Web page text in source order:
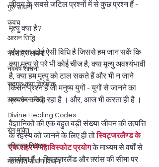
गुरु साधना
कवच
आसन सिद्धि
नवरात्रि साधना
नववर्ष साधना
सदगुरु कृपा विशेषांक
लक्ष्य भेदन सिद्धि
Divine Healing Codes
रोग मुक्ति
दरिद्रता निवारण
महाशांति साधना विधान
जीवन के सबसे जटिल प्रश्नों में से कुछ प्रश्न हैं -
मृत्यु क्या है?
और क्या कोई ऐसी विधि है जिससे हम जान सकें कि
क्या मृत्यु से परे भी कोई चीज है, क्या मृत्यु अवश्यंभावी
है, क्या हम मृत्यु को टाल सकते हैं और भी न जाने
कितने प्रश्न हैं जो मनुष्य युगों - युगों से जानने का
प्रयत्न करता रहा है । और, आज भी करता ही है ।
वैज्ञानिकों की एक बहुत बड़ी संख्या जीवन की उत्पत्ति
के रहस्य को जानने के लिए ही तोस्विट्जरलैण्ड के
एक शहर में महाविस्फोट प्रयोग के माध्यम से वर्षों से
कार्यरत हैं । स्विट्ज़रलैंड और फ़्रांस की सीमा पर